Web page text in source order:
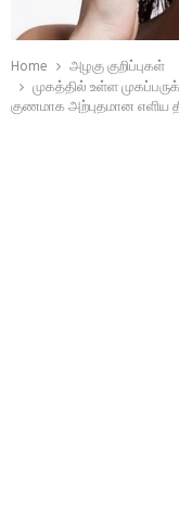
Home
அழகு குறிப்புகள்
முகத்தில் உள்ள
குணமாக அற்புதமான எளிய